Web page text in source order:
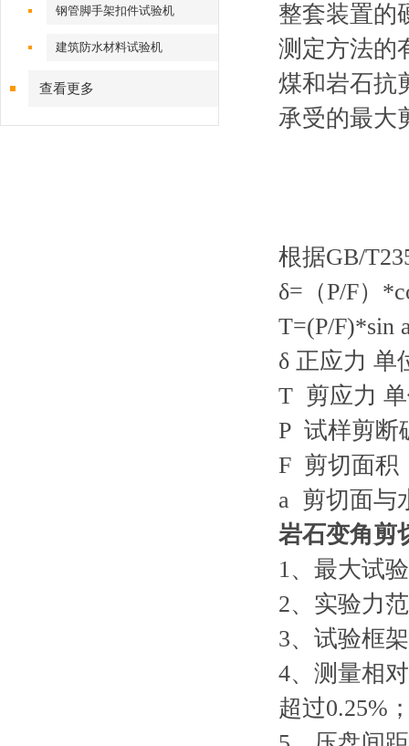
钢管脚手架扣件试验机
建筑防水材料试验机
查看更多
整套装置的
测定方法的
煤和岩石抗
承受的最大
根据GB/
δ=（P/F）
T=(P/F)*sin
δ 正应力 单
T 剪应力
P 试样剪断
F 剪切面积
a 剪切面与
岩石变角剪
1、最大试
2、实验力
3、试验框
4、测量相
超过0.25%